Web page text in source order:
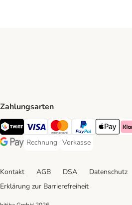
Zahlungsarten
TWINT Payment Method
Visa Payment Method
MasterCard Payment
PayPal Payment
Apple Pay
Google Pay Payment Method
Rechnung
Rechnung Payment Method
Vorkasse
Vorkasse Payment
Kontakt AGB DSA Datenschutz
Erklärung zur Barrierefreiheit